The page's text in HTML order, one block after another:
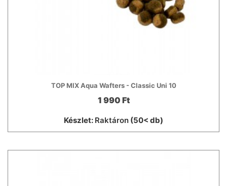
TOP MIX Aqua Wafters - Classic Uni 10
1 990 Ft
Készlet: Raktáron (50< db)